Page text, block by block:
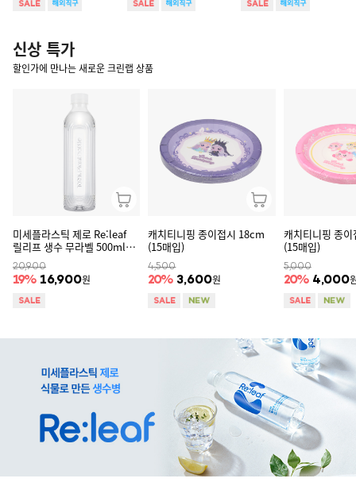
신상 특가
할인가에 만나는 새로운 크린랩 상품
미세플라스틱 제로 Re:leaf
릴리프 생수 무라벨 500ml
20병
20,900
19% 16,900원
캐치티니핑 종이접시 18cm
(15매입)
4,500
20% 3,600원
캐치티니핑 종
(15매입)
5,000
20% 4,000